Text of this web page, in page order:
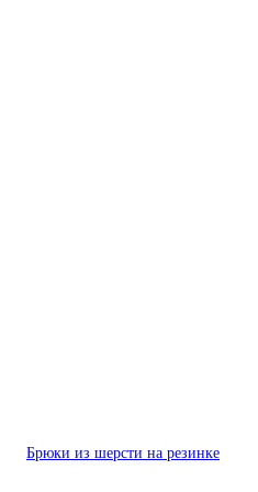
Брюки из шерсти на резинке